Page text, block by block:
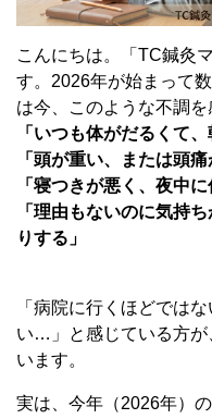
こんにちは。「TC鍼灸
す。2026年が始まって
は今、このような不調
「いつも体がだるくて
「頭が重い、または頭
「寝つきが悪く、夜中
「理由もないのに気持
りする」
「病院に行くほどでは
い…」と感じている方が
います。
実は、今年（2026年）